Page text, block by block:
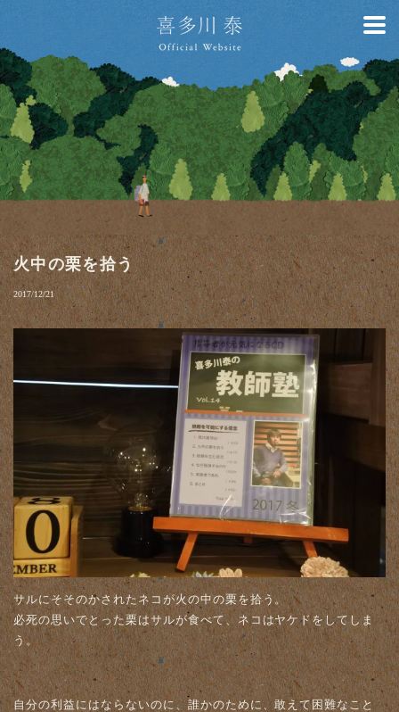
火中の栗を拾う
2017/12/21
サルにそそのかされたネコが火の中の栗を拾う。
必死の思いでとった栗はサルが食べて、ネコはヤケドをしてしま
う。
自分の利益にはならないのに、誰かのために、敢えて困難なこと